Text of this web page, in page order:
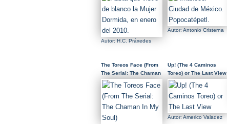
2010.
Autor: H.C. Práxedes
Autor: Antonio Cristerna
The Toreos Face (From
The Serial: The Chaman
In My Soul)
Up! (The 4 Caminos
Toreo) or The Last View
Autor: Americo Valadez